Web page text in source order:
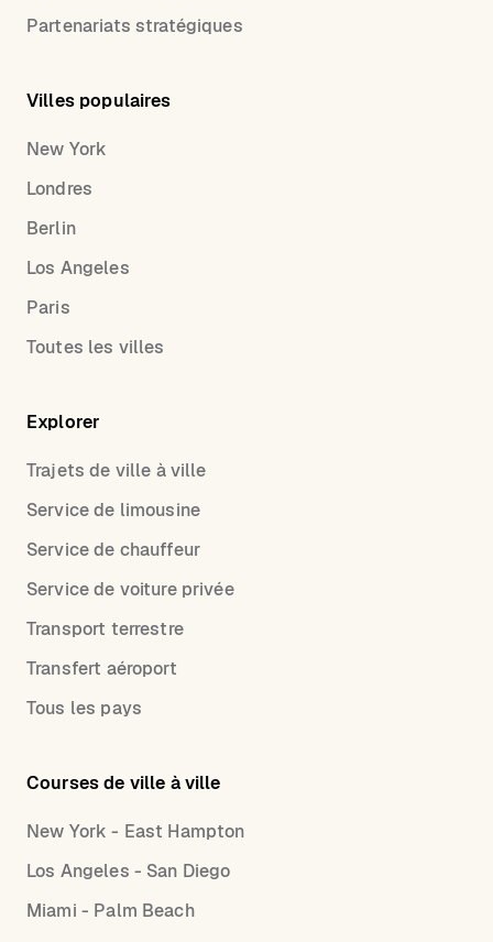
Partenariats stratégiques
Villes populaires
New York
Londres
Berlin
Los Angeles
Paris
Toutes les villes
Explorer
Trajets de ville à ville
Service de limousine
Service de chauffeur
Service de voiture privée
Transport terrestre
Transfert aéroport
Tous les pays
Courses de ville à ville
New York - East Hampton
Los Angeles - San Diego
Miami - Palm Beach